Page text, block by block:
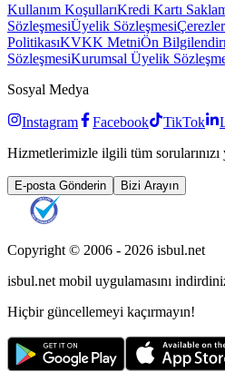
Kullanım KoşullarıKredi Kartı
SözleşmesiÜyelik Sözleşmesi
PolitikasıKVKK MetniÖn
SözleşmesiKurumsal Üyelik
Sosyal Medya
Instagram Facebook TikTok
Hizmetlerimizle ilgili tüm sorularınızı
E-posta Gönderin Bizi Arayın
Copyright © 2006 - 2026 isbul.net
isbul.net mobil uygulamasını
Hiçbir güncellemeyi kaçırmayın!